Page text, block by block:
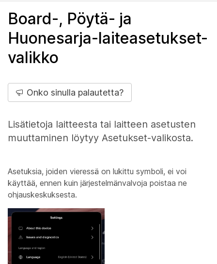
Board-, Pöytä- ja
Huonesarja-laiteasetukset-
valikko
Onko sinulla palautetta?
Lisätietoja laitteesta tai laitteen asetusten
muuttaminen löytyy Asetukset-valikosta.
Asetuksia, joiden vieressä on lukittu symboli, ei voi
käyttää, ennen kuin järjestelmänvalvoja poistaa ne
ohjauskeskuksesta.